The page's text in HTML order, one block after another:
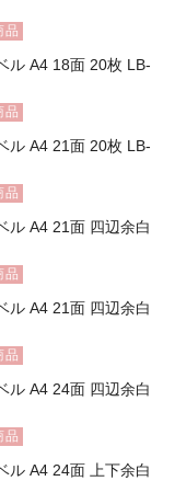
品
ル A4 18面 20枚 LB-
品
ル A4 21面 20枚 LB-
品
ル A4 21面 四辺余白
品
ル A4 21面 四辺余白
品
ル A4 24面 四辺余白
品
ル A4 24面 上下余白